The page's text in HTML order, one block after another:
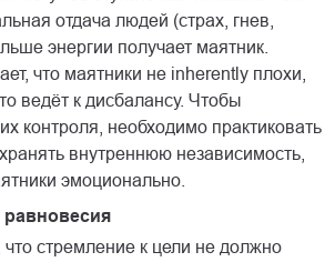
отдача людей (страх, гнев,
энергии получает маятник.
что маятники не inherently плохи,
ведёт к дисбалансу. Чтобы
контроля, необходимо практиковать
внутреннюю независимость,
эмоционально.
равновесия
что стремление к цели не должно